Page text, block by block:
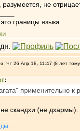
разумеется, не
границы языка
КИ
Чт 26 Апр 18, 11:47 (8 лет
:
применительно
скандхи (не дхармы).